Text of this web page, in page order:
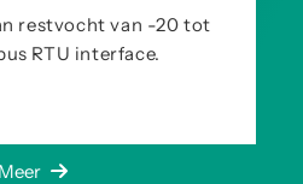
restvocht van -20 tot
RTU interface.
Meer